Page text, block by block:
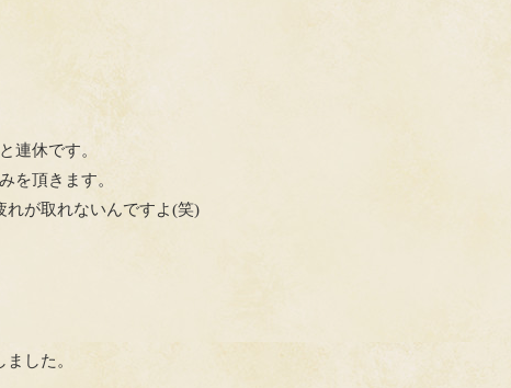
連休です。
を頂きます。
れが取れないんですよ(笑)
した。